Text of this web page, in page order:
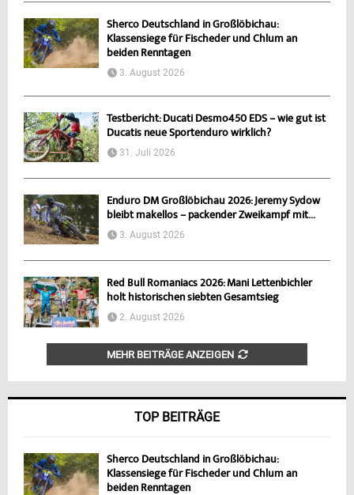
Sherco Deutschland in Großlöbichau:
Klassensiege für Fischeder und Chlum an
beiden Renntagen
3. August 2026
Testbericht: Ducati Desmo450 EDS – wie gut ist
Ducatis neue Sportenduro wirklich?
31. Juli 2026
Enduro DM Großlöbichau 2026: Jeremy Sydow
bleibt makellos – packender Zweikampf mit...
3. August 2026
Red Bull Romaniacs 2026: Mani Lettenbichler
holt historischen siebten Gesamtsieg
2. August 2026
MEHR BEITRÄGE ANZEIGEN
TOP BEITRÄGE
Sherco Deutschland in Großlöbichau:
Klassensiege für Fischeder und Chlum an
beiden Renntagen